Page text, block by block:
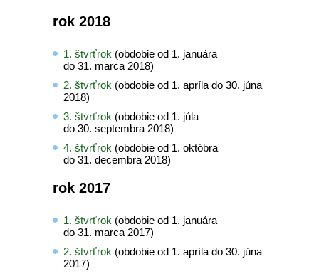
rok 2018
1. štvrťrok (obdobie od 1. januára
do 31. marca 2018)
2. štvrťrok (obdobie od 1. apríla do 30. júna
2018)
3. štvrťrok (obdobie od 1. júla
do 30. septembra 2018)
4. štvrťrok (obdobie od 1. októbra
do 31. decembra 2018)
rok 2017
1. štvrťrok (obdobie od 1. januára
do 31. marca 2017)
2. štvrťrok (obdobie od 1. apríla do 30. júna
2017)